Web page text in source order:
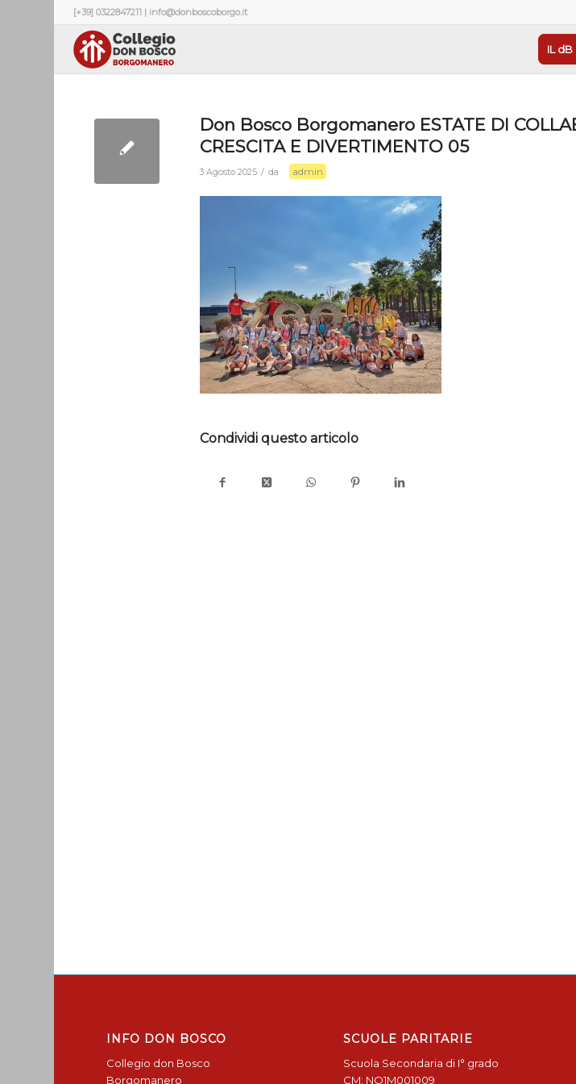
[+39] 0322847211 | info@donboscoborgo.it
IL dB
Don Bosco Borgomanero ESTATE DI
CRESCITA E DIVERTIMENTO 05
3 Agosto 2025 / da admin
Condividi questo articolo
INFO DON BOSCO
Collegio don Bosco
Borgomanero
SCUOLE PARITARIE
Scuola Secondaria di I° grado
CM: NO1M001009